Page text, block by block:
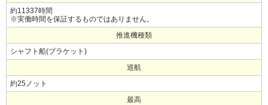
約11337時間
※実働時間を保証するものではありません。
推進機種類
シャフト船(ブラケット)
巡航
約25ノット
最高